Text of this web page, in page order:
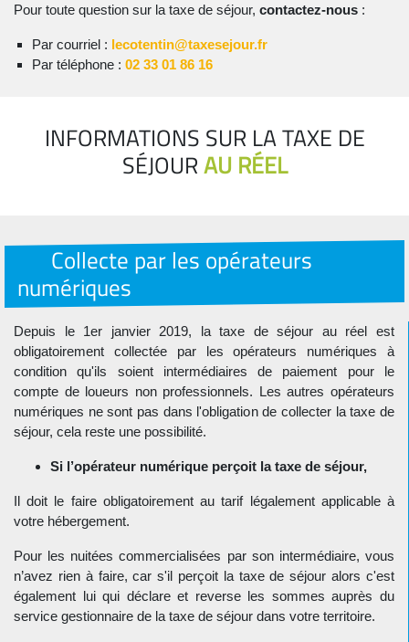
Pour toute question sur la taxe de séjour, contactez-nous :
Par courriel : lecotentin@taxesejour.fr
Par téléphone : 02 33 01 86 16
INFORMATIONS SUR LA TAXE DE
SÉJOURAU RÉEL
Collecte par les opérateurs
numériques
Depuis le 1er janvier 2019, la taxe de séjour au réel est
obligatoirement collectée par les opérateurs numériques à
condition qu'ils soient intermédiaires de paiement pour le
compte de loueurs non professionnels. Les autres opérateurs
numériques ne sont pas dans l'obligation de collecter la taxe de
séjour, cela reste une possibilité.
Si l’opérateur numérique perçoit la taxe de séjour,
Il doit le faire obligatoirement au tarif légalement applicable à
votre hébergement.
Pour les nuitées commercialisées par son intermédiaire, vous
n’avez rien à faire, car s'il perçoit la taxe de séjour alors c'est
également lui qui déclare et reverse les sommes auprès du
service gestionnaire de la taxe de séjour dans votre territoire.